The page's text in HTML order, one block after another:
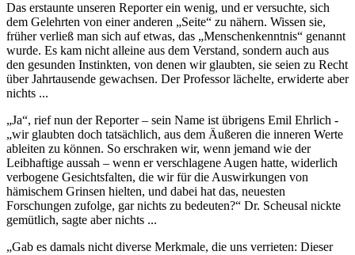
Das erstaunte unseren Reporter ein wenig, und er versuchte, sich
dem Gelehrten von einer anderen „Seite“ zu nähern. Wissen sie,
früher verließ man sich auf etwas, das „Menschenkenntnis“ genannt
wurde. Es kam nicht alleine aus dem Verstand, sondern auch aus
den gesunden Instinkten, von denen wir glaubten, sie seien zu Recht
über Jahrtausende gewachsen. Der Professor lächelte, erwiderte aber
nichts ...
„Ja“, rief nun der Reporter – sein Name ist übrigens Emil Ehrlich -
„wir glaubten doch tatsächlich, aus dem Äußeren die inneren Werte
ableiten zu können. So erschraken wir, wenn jemand wie der
Leibhaftige aussah – wenn er verschlagene Augen hatte, widerlich
verbogene Gesichtsfalten, die wir für die Auswirkungen von
hämischem Grinsen hielten, und dabei hat das, neuesten
Forschungen zufolge, gar nichts zu bedeuten?“ Dr. Scheusal nickte
gemütlich, sagte aber nichts ...
„Gab es damals nicht diverse Merkmale, die uns verrieten: Dieser